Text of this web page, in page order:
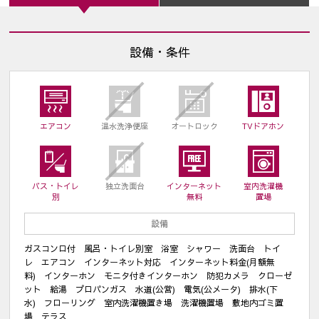
設備・条件
エアコン 温水洗浄便座 オートロック TVドアホン
バス・トイレ
別
独立洗面台
インターネット
無料
室内洗濯機
置場
設備
ガスコンロ付 風呂・トイレ別室 浴室 シャワー 洗面台 トイ
レ エアコン インターネット対応 インターネット料金(月額無
料) インターホン モニタ付きインターホン 防犯カメラ クローゼ
ット 給湯 プロパンガス 水道(公営) 電気(公メータ) 排水(下
水) フローリング 室内洗濯機置き場 洗濯機置場 敷地内ゴミ置
場 テラス